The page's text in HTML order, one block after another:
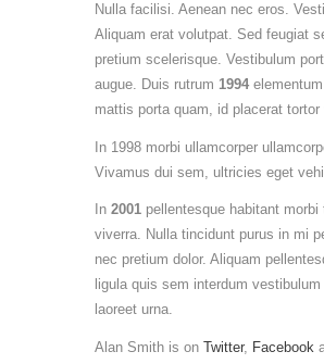
Nulla facilisi. Aenean nec eros.
Aliquam erat volutpat. Sed feugiat
pretium scelerisque. Vestibulum
augue. Duis rutrum 1994
mattis porta quam, id placerat
In 1998 morbi ullamcorper
Vivamus dui sem, ultricies eget
In 2001 pellentesque habitant
viverra. Nulla tincidunt purus in mi
nec pretium dolor. Aliquam
ligula quis sem interdum
laoreet urna.
Alan Smith is on Twitter, Facebook